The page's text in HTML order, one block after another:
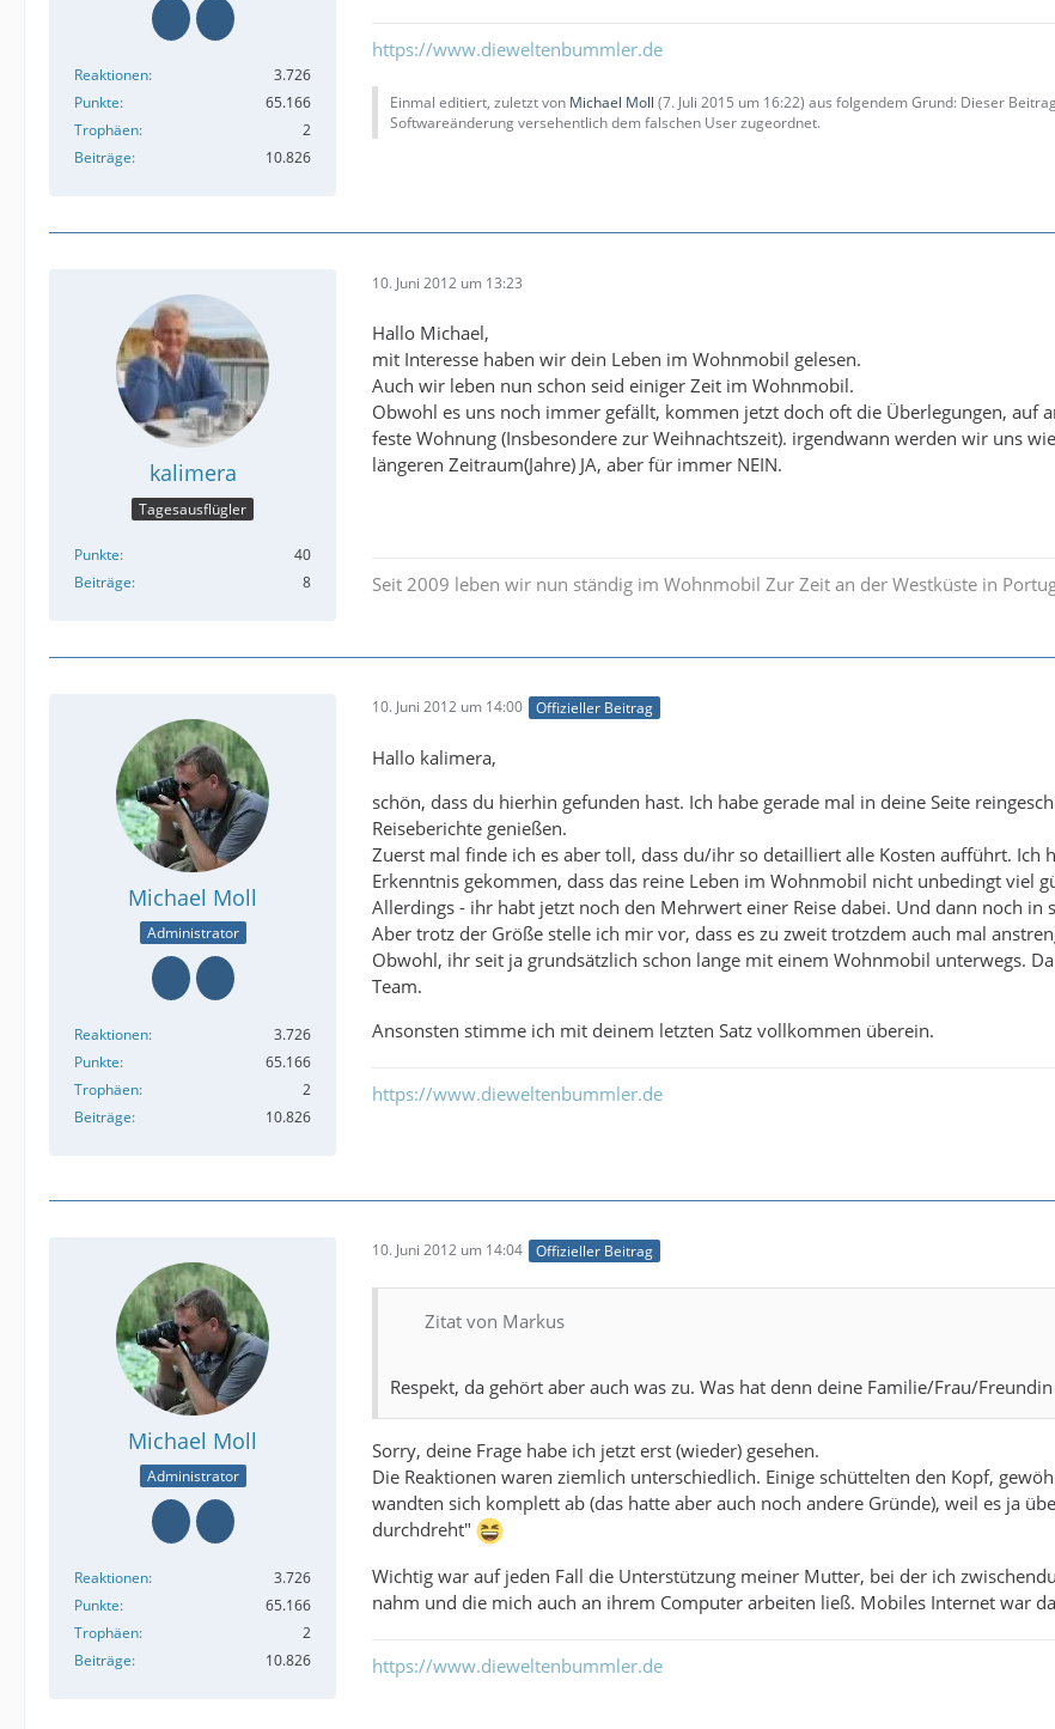
Reaktionen
3.726
Punkte
65.166
Trophäen
2
Beiträge
10.826
https://www.dieweltenbummler.de
Einmal editiert, zuletzt von Michael Moll (7. Juli 2015 um 16:22) aus folgendem Grund: Dieser
Softwareänderung versehentlich dem falschen User zugeordnet.
kalimera
Tagesausflügler
Punkte
40
Beiträge
8
10. Juni 2012 um 13:23
Hallo Michael,
mit Interesse haben wir dein Leben im Wohnmobil gelesen.
Auch wir leben nun schon seid einiger Zeit im Wohnmobil.
Obwohl es uns noch immer gefällt, kommen jetzt doch oft die Überlegungen, auf
feste Wohnung (Insbesondere zur Weihnachtszeit). irgendwann werden wir uns
längeren Zeitraum(Jahre) JA, aber für immer NEIN.
Seit 2009 leben wir nun ständig im Wohnmobil Zur Zeit an der Westküste in
Michael Moll
Administrator
Reaktionen
3.726
Punkte
65.166
Trophäen
2
Beiträge
10.826
10. Juni 2012 um 14:00 Offizieller Beitrag
Hallo kalimera,
schön, dass du hierhin gefunden hast. Ich habe gerade mal in deine Seite
Reiseberichte genießen.
Zuerst mal finde ich es aber toll, dass du/ihr so detailliert alle Kosten aufführt.
Erkenntnis gekommen, dass das reine Leben im Wohnmobil nicht unbedingt viel
Allerdings - ihr habt jetzt noch den Mehrwert einer Reise dabei. Und dann noch in
Aber trotz der Größe stelle ich mir vor, dass es zu zweit trotzdem auch mal
Obwohl, ihr seit ja grundsätzlich schon lange mit einem Wohnmobil unterwegs.
Team.
Ansonsten stimme ich mit deinem letzten Satz vollkommen überein.
https://www.dieweltenbummler.de
Michael Moll
Administrator
Reaktionen
3.726
Punkte
65.166
Trophäen
2
Beiträge
10.826
10. Juni 2012 um 14:04 Offizieller Beitrag
Zitat von Markus
Respekt, da gehört aber auch was zu. Was hat denn deine Familie/Frau/
Sorry, deine Frage habe ich jetzt erst (wieder) gesehen.
Die Reaktionen waren ziemlich unterschiedlich. Einige schüttelten den Kopf,
wandten sich komplett ab (das hatte aber auch noch andere Gründe), weil es ja
durchdreht"
Wichtig war auf jeden Fall die Unterstützung meiner Mutter, bei der ich
nahm und die mich auch an ihrem Computer arbeiten ließ. Mobiles Internet war
https://www.dieweltenbummler.de